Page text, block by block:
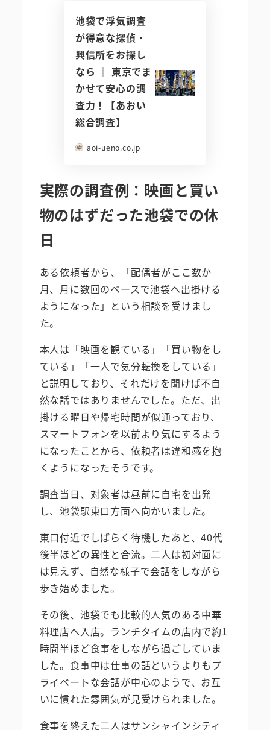
池袋で浮気調査
が得意な探偵・
興信所をお探し
なら │ 東京でま
かせて安心の調
査力！【あおい
総合調査】
aoi-ueno.co.jp
実際の調査例：映画と買い
物のはずだった池袋での休
日
ある依頼者から、「配偶者がここ数か
月、月に数回のペースで池袋へ出掛ける
ようになった」という相談を受けまし
た。
本人は「映画を観ている」「買い物をし
ている」「一人で気分転換をしている」
と説明しており、それだけを聞けば不自
然な話ではありませんでした。ただ、出
掛ける曜日や帰宅時間が似通っており、
スマートフォンを以前より気にするよう
になったことから、依頼者は違和感を抱
くようになったそうです。
調査当日、対象者は昼前に自宅を出発
し、池袋駅東口方面へ向かいました。
東口付近でしばらく待機したあと、40代
後半ほどの異性と合流。二人は初対面に
は見えず、自然な様子で会話をしながら
歩き始めました。
その後、池袋でも比較的人気のある中華
料理店へ入店。ランチタイムの店内で約1
時間半ほど食事をしながら過ごしていま
した。食事中は仕事の話というよりもプ
ライベートな会話が中心のようで、お互
いに慣れた雰囲気が見受けられました。
食事を終えた二人はサンシャインシティ